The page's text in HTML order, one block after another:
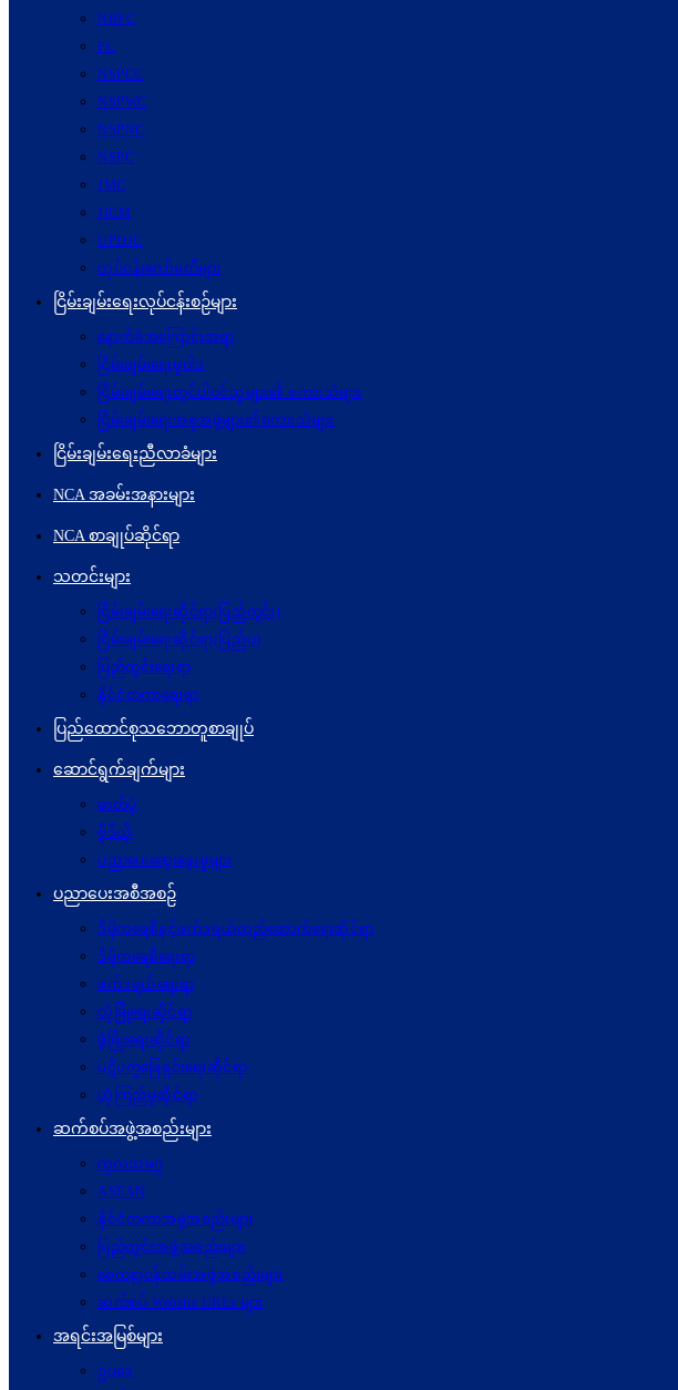
NRPC
PC
NSPCC
NSPWC
NSPNC
NSPC
JMC
JICM
UPDJC
လုပ်ငန်းကော်မတီများ
ငြိမ်းချမ်းရေးလုပ်ငန်းစဉ်များ
နောက်ခံအကြောင်းအရာ
ငြိမ်းချမ်းရေးမူဝါဒ
ငြိမ်းချမ်းရေးတွင်ပါဝင်သူများ၏ စကားသံများ
ငြိမ်းချမ်းရေးအစုအဖွဲ့များ၏စကားသံများ
ငြိမ်းချမ်းရေးညီလာခံများ
NCA အခမ်းအနားများ
NCA စာချုပ်ဆိုင်ရာ
သတင်းများ
ငြိမ်းချမ်းရေးဆိုင်ရာ(ပြည်တွင်း)
ငြိမ်းချမ်းရေးဆိုင်ရာ(ပြည်ပ)
ပြည်တွင်းရေးရာ
နိုင်ငံတကာရေးရာ
ပြည်ထောင်စုသဘောတူစာချုပ်
ဆောင်ရွက်ချက်များ
ဓာတ်ပုံ
ဗွီဒီယို
ပညာပေးဆွေးနွေးမှုများ
ပညာပေးအစီအစဉ်
ဒီမိုကရေစီနှင့်ဖက်ဒရယ်တည်ဆောက်ရေးဆိုင်ရာ
ဒီမိုကရေစီရေးရာ
ဖက်ဒရယ်ရေးရာ
လုံခြုံရေးဆိုင်ရာ
ဖွံဖြိုးရေးဆိုင်ရာ
ပဋိပက္ခ‌ဖြေရှင်းရေးဆိုင်ရာ
ယုံကြည်မှုဆိုင်ရာ
ဆက်စပ်အဖွဲ့အစည်းများ
ကုလသမဂ္ဂ
ASEAN
နိုင်ငံတကာအဖွဲ့အစည်းများ
ပြည်တွင်းအဖွဲ့အစည်းများ
စေတနာ့ဝန်ထမ်းအဖွဲ့အစည်းများ
ဆက်စပ် Website URLs များ
အရင်းအမြစ်များ
ဥပဒေ